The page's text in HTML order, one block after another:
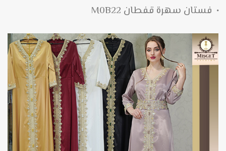
فستان سهرة قفطان M0B22